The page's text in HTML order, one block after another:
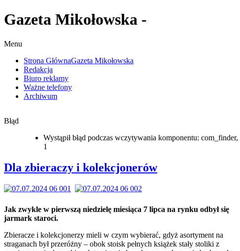
Gazeta Mikołowska -
Menu
Strona GłównaGazeta Mikołowska
Redakcja
Biuro reklamy
Ważne telefony
Archiwum
Błąd
Wystąpił błąd podczas wczytywania komponentu: com_finder,
1
Dla zbieraczy i kolekcjonerów
Jak zwykle w pierwszą niedzielę miesiąca 7 lipca na rynku odbył się
jarmark staroci.
Zbieracze i kolekcjonerzy mieli w czym wybierać, gdyż asortyment na
straganach był przeróżny – obok stoisk pełnych książek stały stoliki z